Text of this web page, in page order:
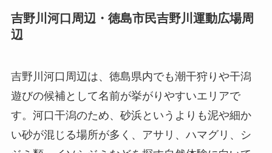
吉野川河口周辺・徳島市民吉野川運動広場周
辺
吉野川河口周辺は、徳島県内でも潮干狩りや干潟
遊びの候補として名前が挙がりやすいエリアで
す。河口干潟のため、砂浜というよりも泥や細か
い砂が混じる場所が多く、アサリ、ハマグリ、シ